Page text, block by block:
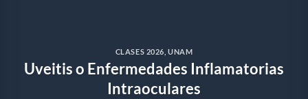
CLASES 2026 ,UNAM
Uveitis o Enfermedades Inflamatorias
Intraoculares